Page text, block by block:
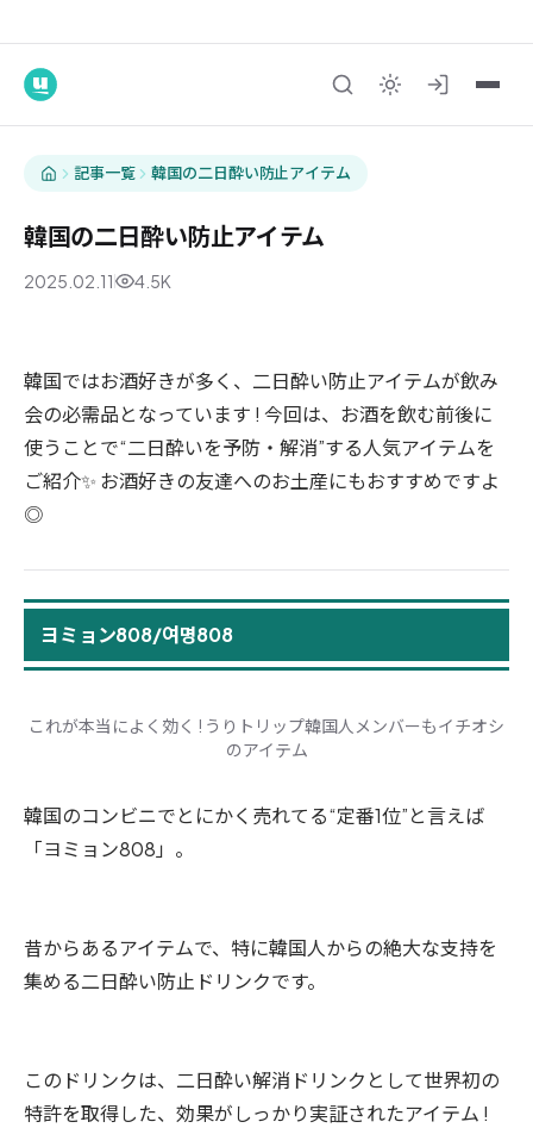
記事一覧 韓国の二日酔い防止アイテム
韓国の二日酔い防止アイテム
2025.02.11 4.5K
韓国ではお酒好きが多く、二日酔い防止アイテムが飲み
会の必需品となっています ! 今回は、お酒を飲む前後に
使うことで“二日酔いを予防・解消”する人気アイテムを
ご紹介✨ お酒好きの友達へのお土産にもおすすめですよ
◎
ヨミョン808/여명808
これが本当によく効く ! うりトリップ韓国人メンバーもイチオシ
のアイテム
韓国のコンビニでとにかく売れてる“定番1位”と言えば
「ヨミョン808」。
昔からあるアイテムで、特に韓国人からの絶大な支持を
集める二日酔い防止ドリンクです。
このドリンクは、二日酔い解消ドリンクとして世界初の
特許を取得した、効果がしっかり実証されたアイテム !